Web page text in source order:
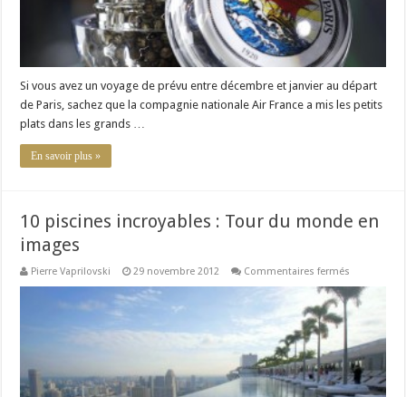
Si vous avez un voyage de prévu entre décembre et janvier au départ
de Paris, sachez que la compagnie nationale Air France a mis les petits
plats dans les grands …
En savoir plus »
10 piscines incroyables : Tour du monde en
images
Pierre Vaprilovski 29 novembre 2012 Commentaires fermés
piscines
incroyables
:
du
monde
en
images